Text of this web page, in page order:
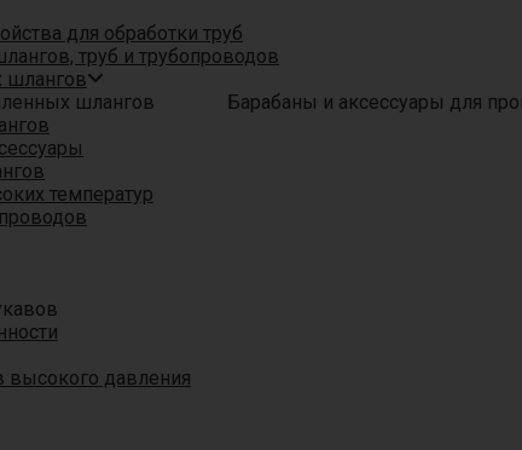
для обработки труб
труб и трубопроводов
шлангов
Барабаны и аксессуары для
температур
высокого давления